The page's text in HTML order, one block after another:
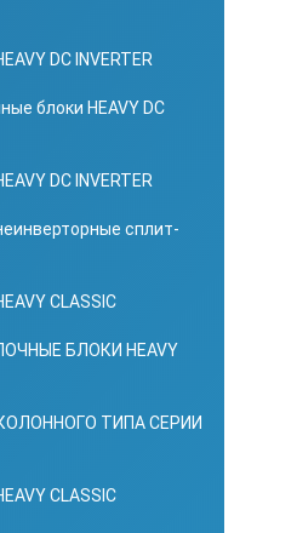
DC INVERTER
блоки HEAVY DC
DC INVERTER
сплит-
CLASSIC
БЛОКИ HEAVY
ТИПА СЕРИИ
CLASSIC